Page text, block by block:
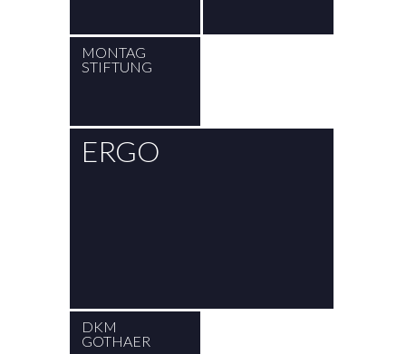
MONTAG
STIFTUNG
ERGO
DKM
GOTHAER